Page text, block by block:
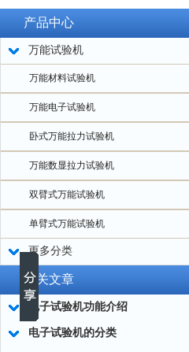
产品中心
万能试验机
万能材料试验机
万能电子试验机
卧式万能拉力试验机
万能数显拉力试验机
双臂式万能试验机
单臂式万能试验机
更多分类
相关文章
电子试验机功能介绍
电子试验机的分类